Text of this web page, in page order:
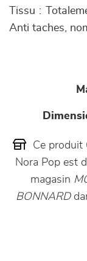
Tissu :
Anti taches,
Ce produit
Nora Pop est
magasin
BONNARD